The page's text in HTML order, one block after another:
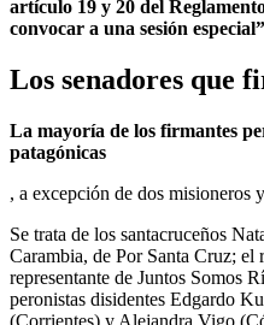
Los senadores que
La mayoría de los firmantes
patagónicas
, a excepción de dos misioneros
Carambia, de Por Santa Cruz; el
peronistas disidentes Edgardo
(Corrientes) y Alejandra Vigo
También estamparon su firma
de la Concordia, Carlos Arce y